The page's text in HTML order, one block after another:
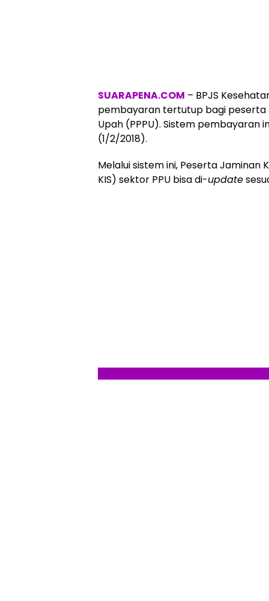
SUARAPENA.COM – BPJS
pembayaran tertutup bagi peserta
Upah (PPPU). Sistem pembayaran
(1/2/2018).
Melalui sistem ini, Peserta Jaminan
KIS) sektor PPU bisa di-update